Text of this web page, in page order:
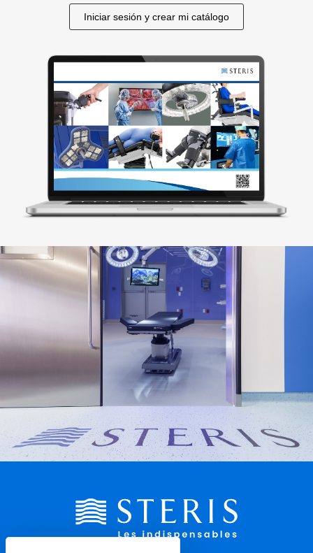
Iniciar sesión y crear mi catálogo